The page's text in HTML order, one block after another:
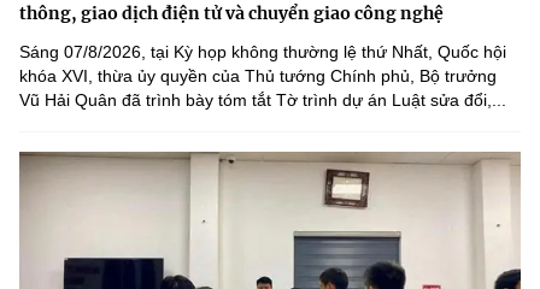
thông, giao dịch điện tử và chuyển giao công nghệ
Sáng 07/8/2026, tại Kỳ họp không thường lệ thứ Nhất, Quốc hội
khóa XVI, thừa ủy quyền của Thủ tướng Chính phủ, Bộ trưởng
Vũ Hải Quân đã trình bày tóm tắt Tờ trình dự án Luật sửa đổi,...